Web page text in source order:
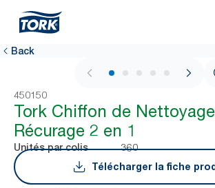
Back
1 / 6
450150
Tork Chiffon de
Récurage 2 en 1
Unités par colis
360
Télécharger la fiche